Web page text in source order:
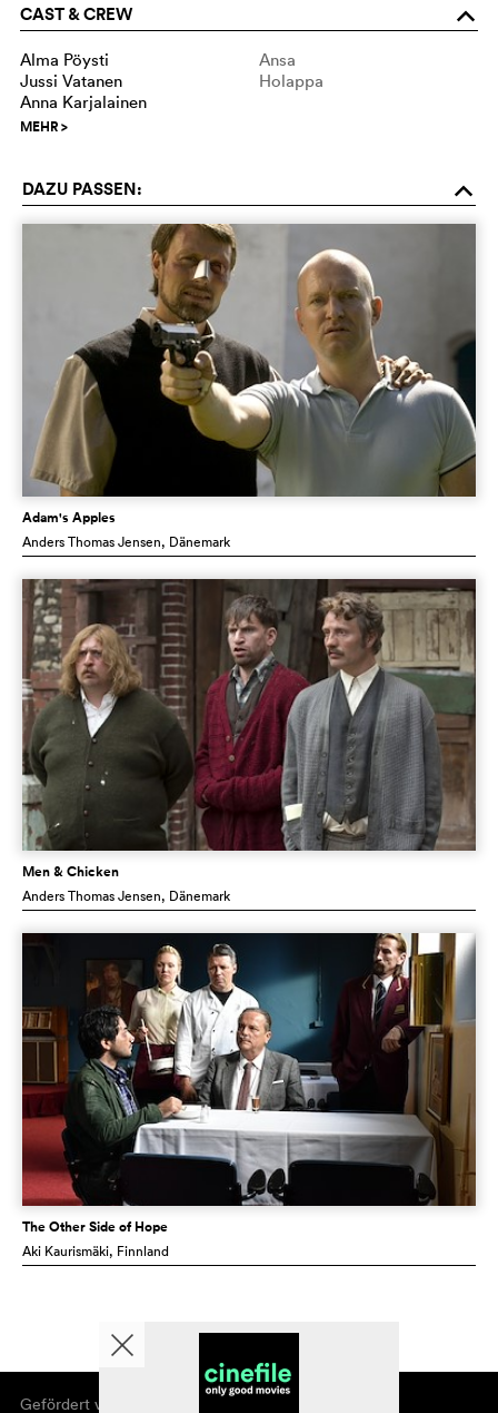
CAST & CREW o
Alma Pöysti
Ansa
Jussi Vatanen
Holappa
Anna Karjalainen
MEHR>
DAZU PASSEN: o
Adam's Apples
Anders Thomas Jensen, Dänemark
Men & Chicken
Anders Thomas Jensen, Dänemark
The Other Side of Hope
Aki Kaurismäki, Finnland
Gefördert von